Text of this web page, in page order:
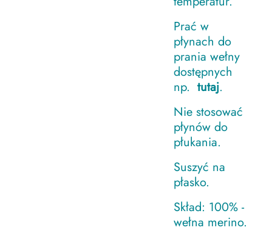
Prać w
płynach do
prania wełny
dostępnych
np. tutaj.
Nie stosować
płynów do
płukania.
Suszyć na
płasko.
Skład: 100% -
wełna merino.